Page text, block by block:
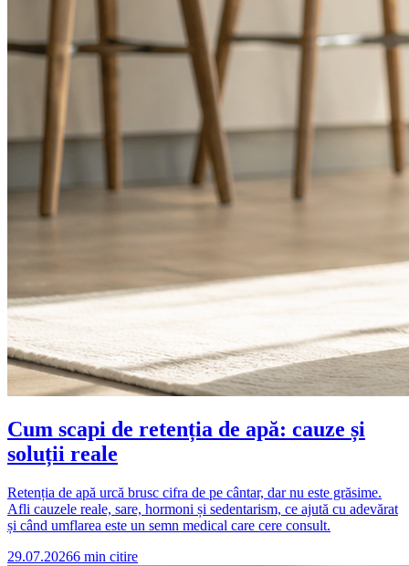
Cum scapi de retenția de apă: cauze și
soluții reale
Retenția de apă urcă brusc cifra de pe cântar, dar nu este grăsime.
Afli cauzele reale, sare, hormoni și sedentarism, ce ajută cu adevărat
și când umflarea este un semn medical care cere consult.
29.07.20266 min citire